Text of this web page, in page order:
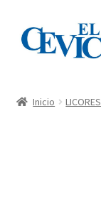
Inicio LICORES